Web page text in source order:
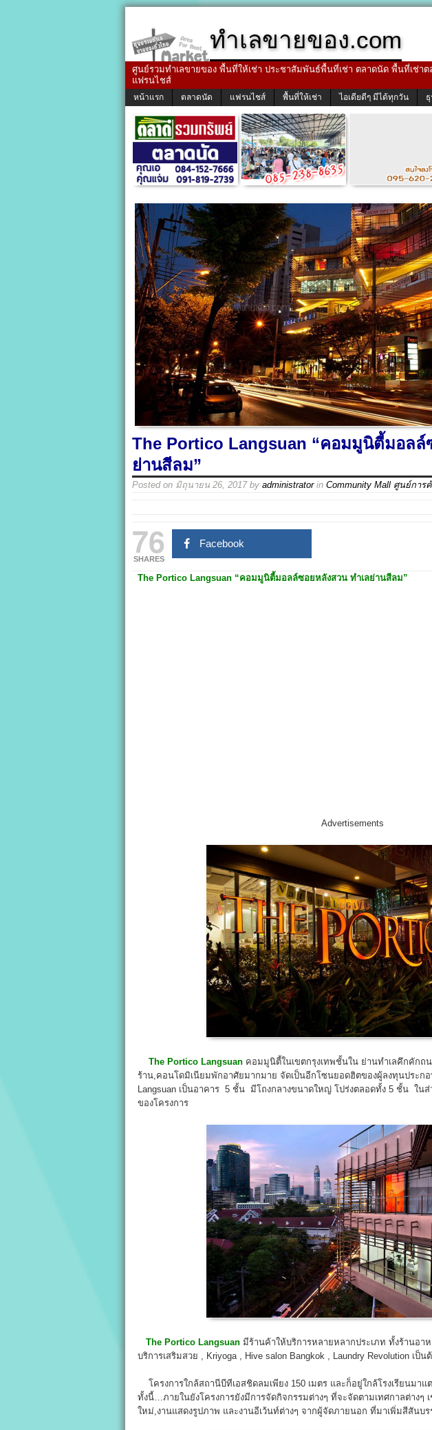
ทำเลขายของ.com
ศูนย์รวมทำเลขายของ พื้นที่ให้เช่า ประชาสัมพันธ์พื้นที่เช่า ตลาดนัด พื้นที่เช่า
แฟรนไชส์
หน้าแรก ตลาดนัด แฟรนไชส์ พื้นที่ให้เช่า ไอเดียดีๆ มีได้ทุกวัน
The Portico Langsuan “คอมมูนิตี้มอลล์
ย่านสีลม”
Posted on มิถุนายน 26, 2017by administratorin Community Mall ศูนย์การ
76
SHARES
Facebook
The Portico Langsuan “คอมมูนิตี้มอลล์ซอยหลังสวน ทำเลย่านสีลม”
Advertisements
The Portico Langsuan คอมมูนิตี้ในเขตกรุงเทพชั้นใน ย่านทำเลคึกคัก
ร้าน,คอนโดมิเนียมพักอาศัยมากมาย จัดเป็นอีกโซนยอดฮิตของผู้ลงทุนประก
Langsuan เป็นอาคาร 5 ชั้น มีโถงกลางขนาดใหญ่ โปร่งตลอดทั้ง 5 ชั้น ในส่
ของโครงการ
The Portico Langsuan มีร้านค้าให้บริการหลายหลากประเภท ทั้งร้านอา
บริการเสริมสวย , Kriyoga , Hive salon Bangkok , Laundry Revolution เป็น
โครงการใกล้สถานีบีทีเอสชิดลมเพียง 150 เมตร และก็อยู่ใกล้โรงเรียนมาแ
ทั้งนี้…ภายในยังโครงการยังมีการจัดกิจกรรมต่างๆ ที่จะจัดตามเทศกาลต่างๆ
ใหม่,งานแสดงรูปภาพ และงานอีเว้นท์ต่างๆ จากผู้จัดภายนอก ที่มาเพิ่มสีสันบร